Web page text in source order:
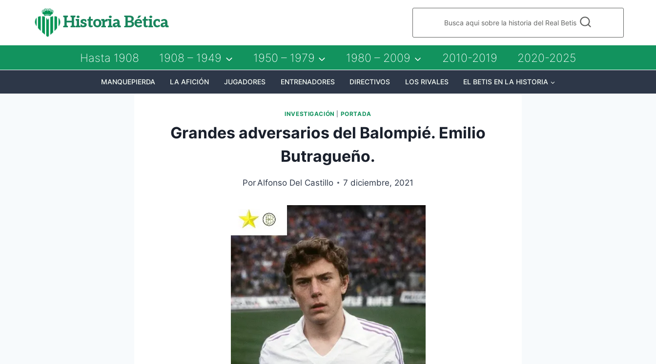
Historia Bética Busca aqui sobre la historia del Real Betis
Hasta 1908 1908 – 1949 1950 – 1979 1980 – 2009 2010-2019 2020-2025
MANQUEPIERDA LA AFICIÓN JUGADORES ENTRENADORES DIRECTIVOS LOS RIVALES EL BETIS EN LA HISTORIA
INVESTIGACIÓN PORTADA
Grandes adversarios del Balompié. Emilio
Butragueño.
Por Alfonso Del Castillo 7 diciembre, 2021